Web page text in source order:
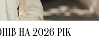
НА 2026 РІК